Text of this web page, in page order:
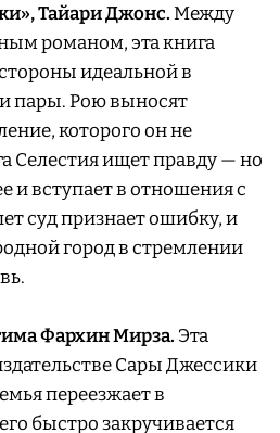
Тайари Джонс.Между
романом, эта книга
идеальной в
пары. Рою выносят
которого он не
Селестия ищет правду — но
и вступает в отношения с
суд признает ошибку, и
город в стремлении
Фархин Мирза. Эта
Сары Джессики
переезжает в
быстро закручивается